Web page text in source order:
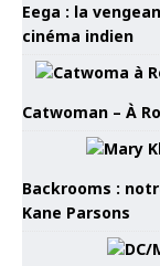
Eega : la
cinéma indien
Catwoman – À
Backrooms :
Kane Parsons